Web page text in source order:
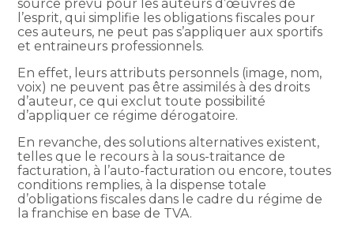
source prévu pour les auteurs d’œuvres de
l’esprit, qui simplifie les obligations fiscales pour
ces auteurs, ne peut pas s’appliquer aux sportifs
et entraineurs professionnels.
En effet, leurs attributs personnels (image, nom,
voix) ne peuvent pas être assimilés à des droits
d’auteur, ce qui exclut toute possibilité
d’appliquer ce régime dérogatoire.
En revanche, des solutions alternatives existent,
telles que le recours à la sous-traitance de
facturation, à l’auto-facturation ou encore, toutes
conditions remplies, à la dispense totale
d’obligations fiscales dans le cadre du régime de
la franchise en base de TVA.